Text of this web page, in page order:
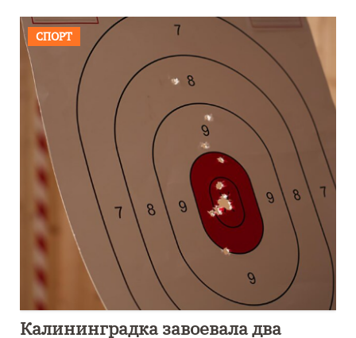
СПОРТ
Калининградка завоевала два